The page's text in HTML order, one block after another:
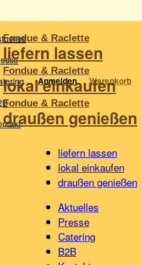
Anmelden Warenkorb
liefern lassen
lokal einkaufen
draußen genießen
liefern lassen
lokal einkaufen
draußen genießen
Aktuelles
Presse
Catering
B2B